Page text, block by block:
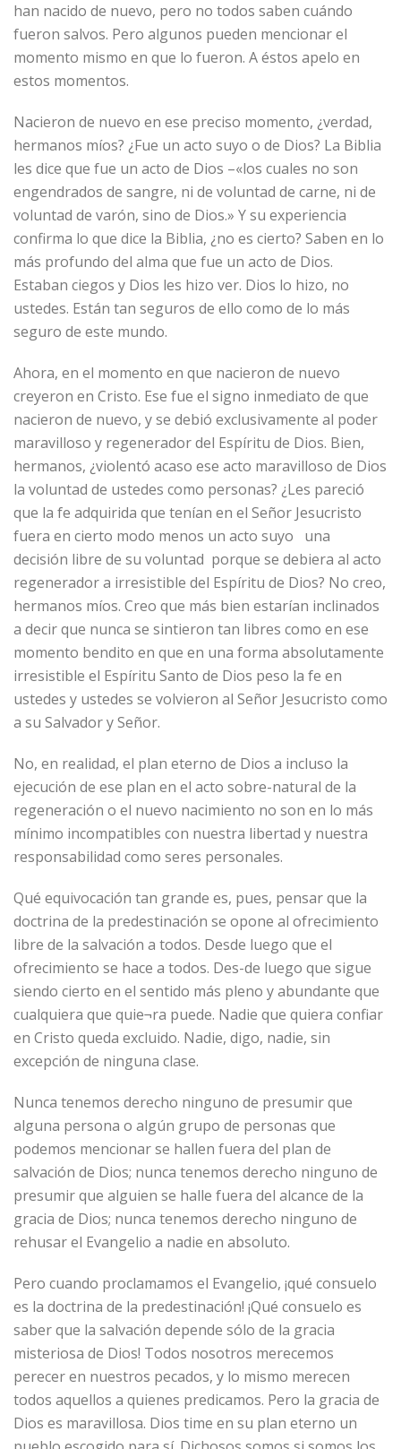
han nacido de nuevo, pero no todos saben cuándo
fueron salvos. Pero algunos pueden mencionar el
momento mismo en que lo fueron. A éstos apelo en
estos momentos.
Nacieron de nuevo en ese preciso momento, ¿verdad,
hermanos míos? ¿Fue un acto suyo o de Dios? La Biblia
les dice que fue un acto de Dios –«los cuales no son
engendrados de sangre, ni de voluntad de carne, ni de
voluntad de varón, sino de Dios.» Y su experiencia
confirma lo que dice la Biblia, ¿no es cierto? Saben en lo
más profundo del alma que fue un acto de Dios.
Estaban ciegos y Dios les hizo ver. Dios lo hizo, no
ustedes. Están tan seguros de ello como de lo más
seguro de este mundo.
Ahora, en el momento en que nacieron de nuevo
creyeron en Cristo. Ese fue el signo inmediato de que
nacieron de nuevo, y se debió exclusivamente al poder
maravilloso y regenerador del Espíritu de Dios. Bien,
hermanos, ¿violentó acaso ese acto maravilloso de Dios
la voluntad de ustedes como personas? ¿Les pareció
que la fe adquirida que tenían en el Señor Jesucristo
fuera en cierto modo menos un acto suyo una
decisión libre de su voluntad porque se debiera al acto
regenerador a irresistible del Espíritu de Dios? No creo,
hermanos míos. Creo que más bien estarían inclinados
a decir que nunca se sintieron tan libres como en ese
momento bendito en que en una forma absolutamente
irresistible el Espíritu Santo de Dios peso la fe en
ustedes y ustedes se volvieron al Señor Jesucristo como
a su Salvador y Señor.
No, en realidad, el plan eterno de Dios a incluso la
ejecución de ese plan en el acto sobre-natural de la
regeneración o el nuevo nacimiento no son en lo más
mínimo incompatibles con nuestra libertad y nuestra
responsabilidad como seres personales.
Qué equivocación tan grande es, pues, pensar que la
doctrina de la predestinación se opone al ofrecimiento
libre de la salvación a todos. Desde luego que el
ofrecimiento se hace a todos. Des-de luego que sigue
siendo cierto en el sentido más pleno y abundante que
cualquiera que quie¬ra puede. Nadie que quiera confiar
en Cristo queda excluido. Nadie, digo, nadie, sin
excepción de ninguna clase.
Nunca tenemos derecho ninguno de presumir que
alguna persona o algún grupo de personas que
podemos mencionar se hallen fuera del plan de
salvación de Dios; nunca tenemos derecho ninguno de
presumir que alguien se halle fuera del alcance de la
gracia de Dios; nunca tenemos derecho ninguno de
rehusar el Evangelio a nadie en absoluto.
Pero cuando proclamamos el Evangelio, ¡qué consuelo
es la doctrina de la predestinación! ¡Qué consuelo es
saber que la salvación depende sólo de la gracia
misteriosa de Dios! Todos nosotros merecemos
perecer en nuestros pecados, y lo mismo merecen
todos aquellos a quienes predicamos. Pero la gracia de
Dios es maravillosa. Dios time en su plan eterno un